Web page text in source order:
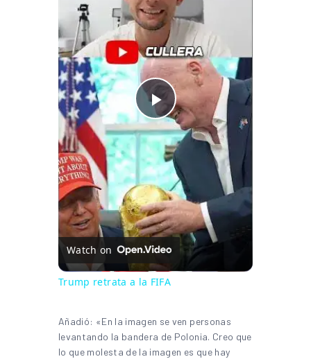
Play Video
Watch on
Trump retrata a la FIFA
Añadió: «En la imagen se ven personas
levantando la bandera de Polonia. Creo que
lo que molesta de la imagen es que hay